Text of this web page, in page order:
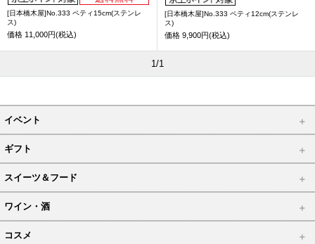
[日本橋木屋]No.333 ペティ15cm(ステンレ
ス)
価格 11,000円(税込)
[日本橋木屋]No.333 ペティ12cm(ステンレ
ス)
価格 9,900円(税込)
1/1
イベント
ギフト
スイーツ＆フード
ワイン・酒
コスメ